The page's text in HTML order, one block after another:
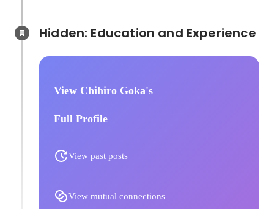
View Chihiro Goka's
Full Profile
View past posts
View mutual connections